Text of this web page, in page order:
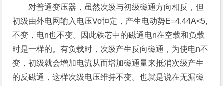
对普通变压器，虽然次级与初级磁通方向相反，但
初级由外电网输入电压Vo恒定，产生电动势E=4.44A<5,
不变，电n也不变。因此铁芯中的磁通电n在空载和负载
时是一样的。有负载时，次级产生反向磁通，为使电n不
变，初级就会增加电流从而增加磁通量来抵消次级产生
的反磁通，这样次级电压维持不变。也就是说在无漏磁